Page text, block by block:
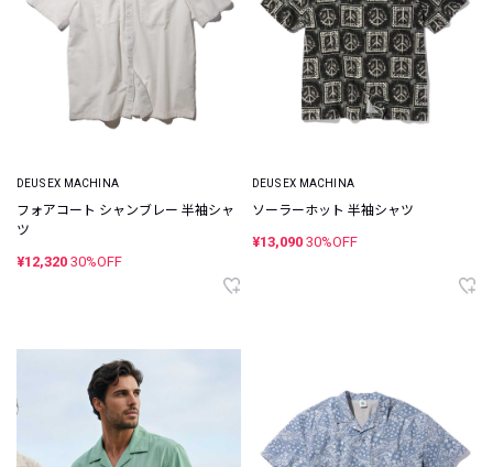
DEUS EX MACHINA
フォアコート シャンブレー 半袖シャ
ツ
¥12,320 30%OFF
DEUS EX MACHINA
ソーラーホット 半袖シャツ
¥13,090 30%OFF